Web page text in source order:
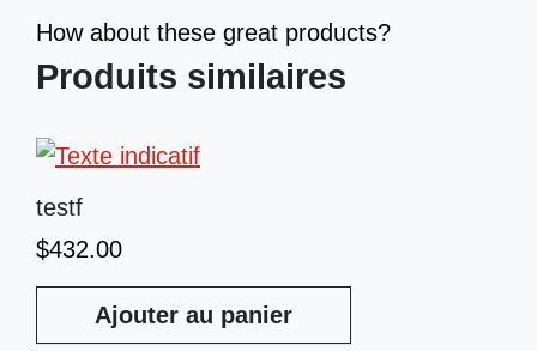
How about these great products?
Produits similaires
testf
$432.00
Ajouter au panier